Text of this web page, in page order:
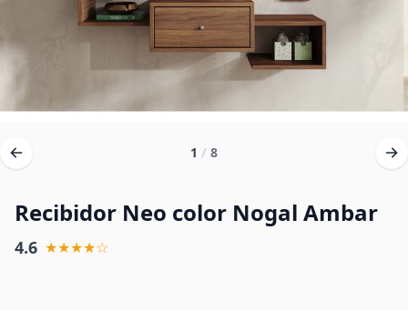
1 / 8
Recibidor Neo color Nogal Ambar
4.6 ★★★★☆